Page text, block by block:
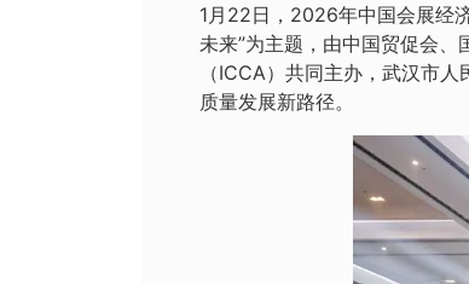
1月22日，2026年中国会展经
未来”为主题，由中国贸促会、
（ICCA）共同主办，武汉市
质量发展新路径。